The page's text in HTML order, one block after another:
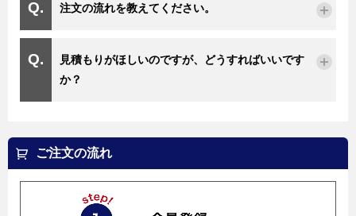
注文の流れを教えてください。
見積もりがほしいのですが、どうすればいいです
か？
ご注文の流れ